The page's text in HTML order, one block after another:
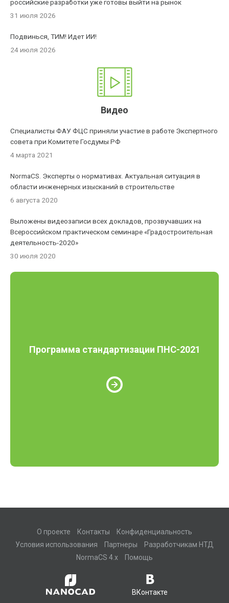
российские разработки уже готовы выйти на рынок
31 июля 2026
Подвинься, ТИМ! Идет ИИ!
24 июля 2026
Видео
Специалисты ФАУ ФЦС приняли участие в работе Экспертного
совета при Комитете Госдумы РФ
4 марта 2021
NormaCS. Эксперты о нормативах. Актуальная ситуация в
области инженерных изысканий в строительстве
6 августа 2020
Выложены видеозаписи всех докладов, прозвучавших на
Всероссийском практическом семинаре «Градостроительная
деятельность-2020»
30 июля 2020
Программа стандартизации ПНС-2021
О проекте Контакты
Конфиденциальность
Условия использования
Партнеры
Разработчикам НТД
NormaCS 4.x
Помощь
ВКонтакте